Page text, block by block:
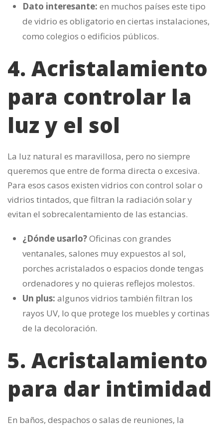
Dato interesante: en muchos países este tipo
de vidrio es obligatorio en ciertas instalaciones,
como colegios o edificios públicos.
4. Acristalamiento
para controlar la
luz y el sol
La luz natural es maravillosa, pero no siempre
queremos que entre de forma directa o excesiva.
Para esos casos existen vidrios con control solar o
vidrios tintados, que filtran la radiación solar y
evitan el sobrecalentamiento de las estancias.
¿Dónde usarlo?Oficinas con grandes
ventanales, salones muy expuestos al sol,
porches acristalados o espacios donde tengas
ordenadores y no quieras reflejos molestos.
Un plus: algunos vidrios también filtran los
rayos UV, lo que protege los muebles y cortinas
de la decoloración.
5. Acristalamiento
para dar intimidad
En baños, despachos o salas de reuniones, la